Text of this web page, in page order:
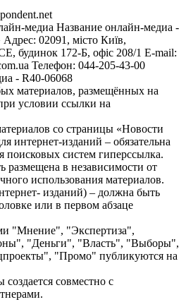
медиа Название онлайн-медиа -
02091, місто Київ,
172-Б, офіс 208/1 E-mail:
Телефон: 044-205-43-00
- R40-06068
материалов, размещённых на
условии ссылки на
со страницы «Новости
интернет-изданий – обязательна
поисковых систем гиперссылка.
размещена в независимости от
использования материалов.
изданий) – должна быть
или в первом абзаце
"Мнение", "Экспертиза",
"Деньги", "Власть", "Выборы",
"Промо" публикуются на
совместно с